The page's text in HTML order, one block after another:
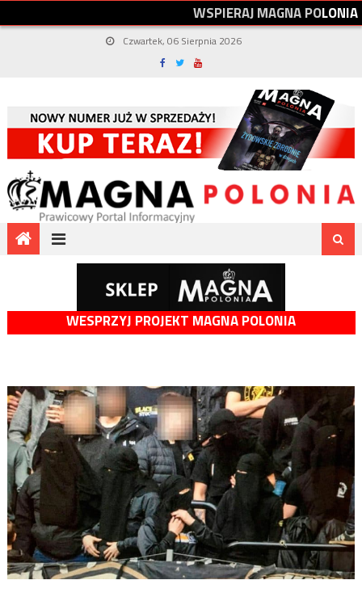
WSPIERAJMAGNAPOLONIA
Czwartek, 06 Sierpnia 2026
WESPRZYJ PROJEKT MAGNA POLONIA